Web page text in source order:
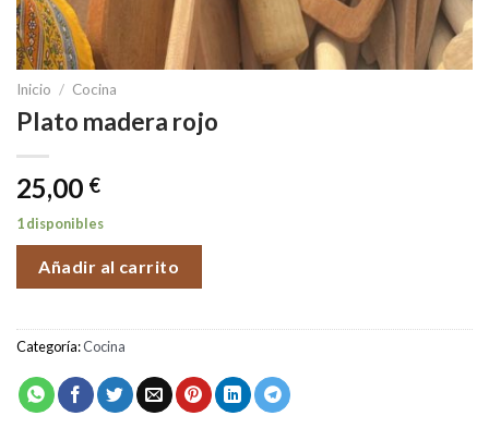
Inicio / Cocina
Plato madera rojo
25,00 €
1 disponibles
Añadir al carrito
Categoría:Cocina